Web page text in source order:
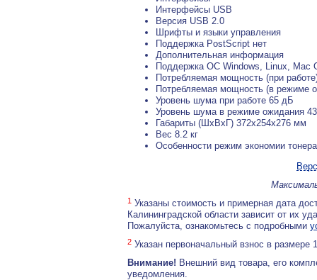
Интерфейсы USB
Версия USB 2.0
Шрифты и языки управления
Поддержка PostScript нет
Дополнительная информация
Поддержка ОС Windows, Linux, Mac
Потребляемая мощность (при
Потребляемая мощность (в режиме
Уровень шума при работе 65 дБ
Уровень шума в режиме ожидания
Габариты (ШхВхГ) 372x254x276 мм
Вес 8.2 кг
Особенности режим экономии тонера
1 Указаны стоимость и примерная дата
Калининградской области зависит от их
Пожалуйста, ознакомьтесь с подробными
2 Указан первоначальный взнос в
Внимание! Внешний вид товара, его
уведомления.